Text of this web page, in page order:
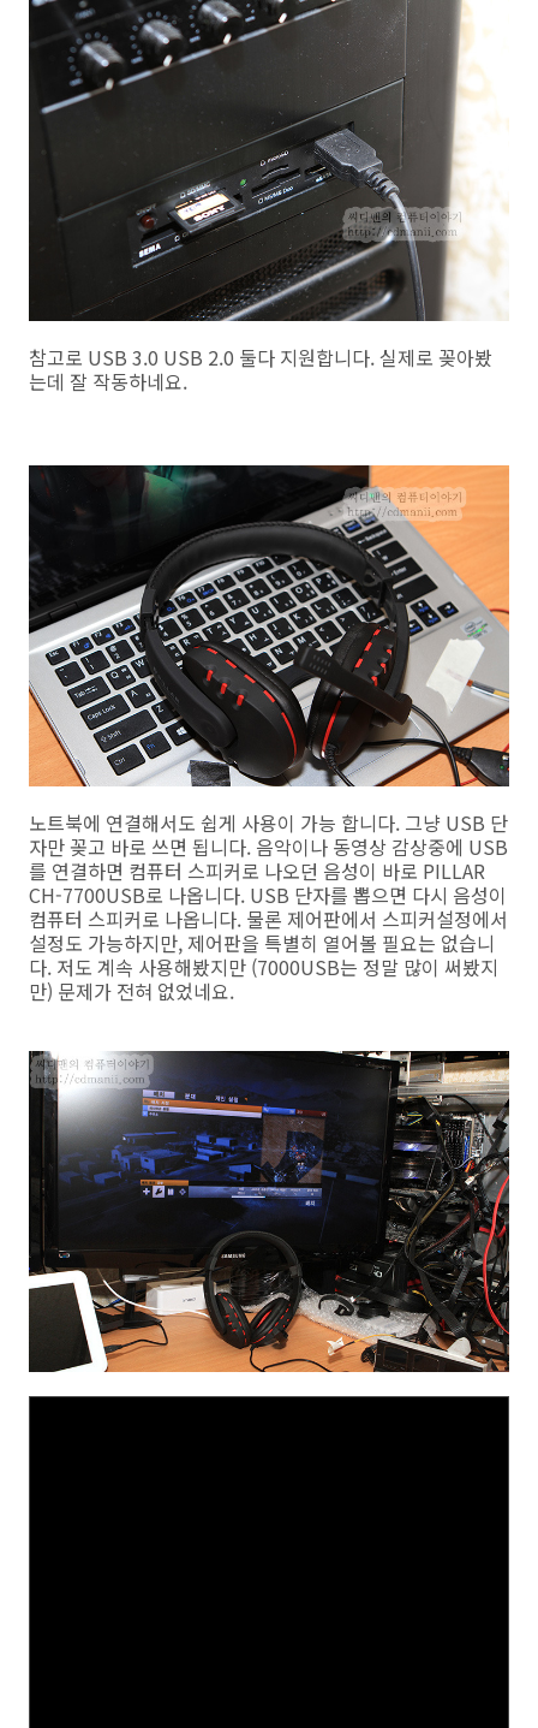
참고로 USB 3.0 USB 2.0 둘다 지원합니다. 실제로 꽂아봤
는데 잘 작동하네요.
노트북에 연결해서도 쉽게 사용이 가능 합니다. 그냥 USB 단
자만 꽂고 바로 쓰면 됩니다. 음악이나 동영상 감상중에 USB
를 연결하면 컴퓨터 스피커로 나오던 음성이 바로 PILLAR
CH-7700USB로 나옵니다. USB 단자를 뽑으면 다시 음성이
컴퓨터 스피커로 나옵니다. 물론 제어판에서 스피커설정에서
설정도 가능하지만, 제어판을 특별히 열어볼 필요는 없습니
다. 저도 계속 사용해봤지만 (7000USB는 정말 많이 써봤지
만) 문제가 전혀 없었네요.